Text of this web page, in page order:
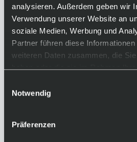
analysieren. Außerdem geben wir
Verwendung unserer Website an
soziale Medien, Werbung und
Partner führen diese
weiteren Daten zusammen, die
haben oder die sie im Rahmen
Notwendig
Präferenzen
Derailleur Hanger, Internal
Syncros fender kit ready
Kassette:
Shimano CS-HG710, 11-36 Z.
Kurbelgarnitur:
Schaltwerk:
Schalthebel: